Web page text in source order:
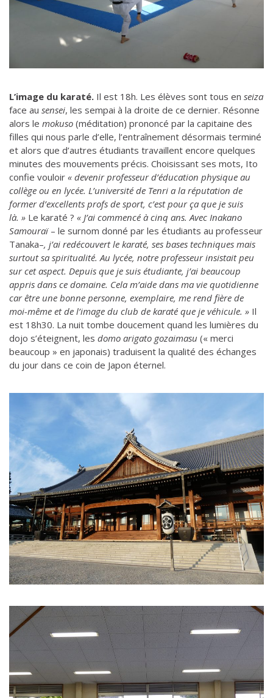
L’image du karaté. Il est 18h. Les élèves sont tous en seiza
face au sensei, les sempai à la droite de ce dernier. Résonne
alors le mokuso (méditation) prononcé par la capitaine des
filles qui nous parle d’elle, l’entraînement désormais terminé
et alors que d’autres étudiants travaillent encore quelques
minutes des mouvements précis. Choisissant ses mots, Ito
confie vouloir « devenir professeur d’éducation physique au
collège ou en lycée. L’université de Tenri a la réputation de
former d’excellents profs de sport, c’est pour ça que je suis
là. » Le karaté ? « J’ai commencé à cinq ans. Avec Inakano
Samouraï– le surnom donné par les étudiants au professeur
Tanaka–, j’ai redécouvert le karaté, ses bases techniques mais
surtout sa spiritualité. Au lycée, notre professeur insistait peu
sur cet aspect. Depuis que je suis étudiante, j’ai beaucoup
appris dans ce domaine. Cela m’aide dans ma vie quotidienne
car être une bonne personne, exemplaire, me rend fière de
moi-même et de l’image du club de karaté que je véhicule. » Il
est 18h30. La nuit tombe doucement quand les lumières du
dojo s’éteignent, les domo arigato gozaimasu (« merci
beaucoup » en japonais) traduisent la qualité des échanges
du jour dans ce coin de Japon éternel.